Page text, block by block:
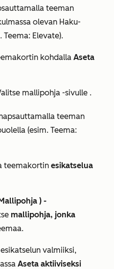
teeman
olevan Haku-
Teema: Elevate).
kohdalla Aseta
mallipohja -sivulle .
teeman
(esim. Teema:
teemakortin esikatselua
) -
mallipohja, jonka
valmiiksi,
Aseta aktiiviseksi